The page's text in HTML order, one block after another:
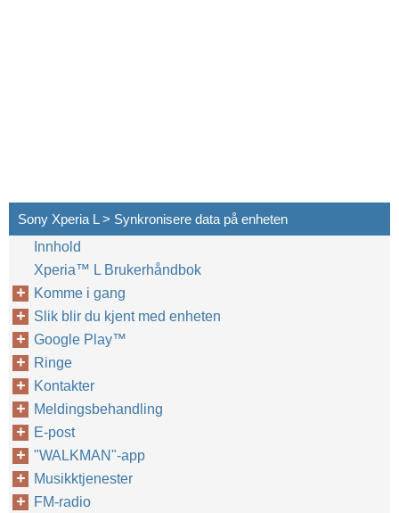
Sony Xperia L > Synkronisere data på enheten
Innhold
Xperia™‎ L Brukerhåndbok
Komme i gang
Slik blir du kjent med enheten
Google Play™‎
Ringe
Kontakter
Meldingsbehandling
E-post
"WALKMAN"-app
Musikktjenester
FM-radio